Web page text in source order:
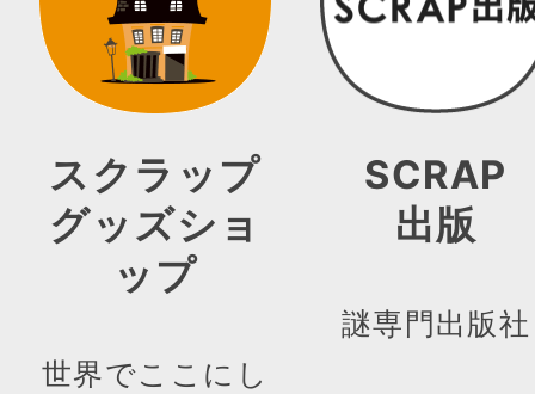
スクラップ
グッズショ
ップ
世界でここにし
SCRAP
出版
謎専門出版社